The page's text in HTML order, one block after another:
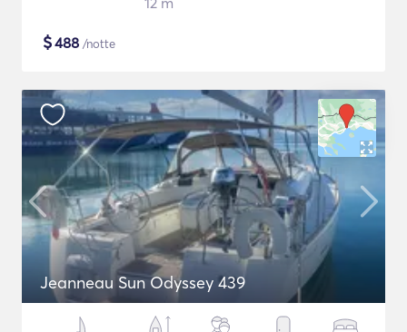
$488 /notte
Jeanneau Sun Odyssey 439